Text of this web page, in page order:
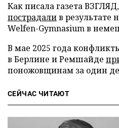
Как писала газета
пострадалив результате
Welfen-Gymnasium в
В мае 2025 года
в Берлине и Ремшайде
поножовщинам за один
СЕЙЧАС ЧИТАЮТ